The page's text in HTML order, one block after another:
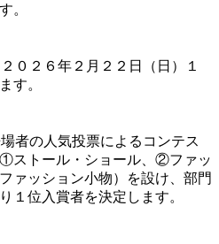
。
０２６年２月２２日（日）１
す。
者の人気投票によるコンテス
①ストール・ショール、②ファッ
ァッション小物）を設け、部門
１位入賞者を決定します。